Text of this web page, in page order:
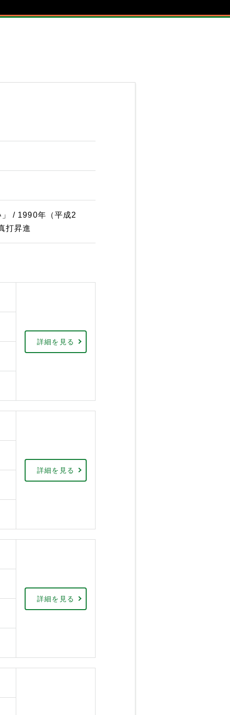
/ 1990年（平成2
打昇進
詳細を見る
詳細を見る
詳細を見る